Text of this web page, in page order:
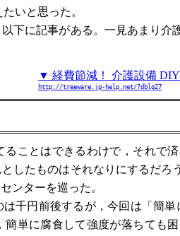
いと思った。
下に記事がある。一見あまり介
▼ 経費節減！ 介護設備 DIY
http://treeware.jp-help.net/?dblg27
ことはできるわけで，それで
したものはそれなりにするだ
ンターを巡った。
千円前後するが，今回は「簡
単に腐食して強度が落ちても